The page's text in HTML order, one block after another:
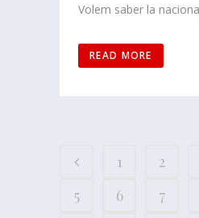
Volem saber la
READ MORE
1 2
5
6 7